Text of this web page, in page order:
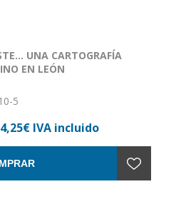
UNA CARTOGRAFÍA
EN LEÓN
5
con solapas
IVA incluido